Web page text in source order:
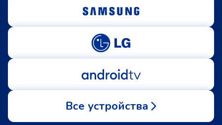
Все устройства